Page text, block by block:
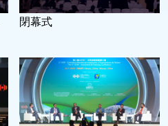
閉幕式